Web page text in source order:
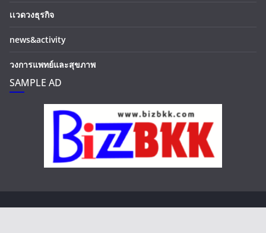
เเวดวงธุรกิจ
news&activity
วงการแพทย์และสุขภาพ
SAMPLE AD
Copyright © 2026BizBKK.com. All rights reserved.